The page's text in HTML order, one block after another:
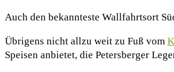
Auch den bekannteste Wallfahrtsort
Übrigens nicht allzu weit zu Fuß vom
Speisen anbietet, die Petersberger